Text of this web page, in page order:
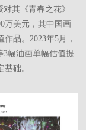
其《青春之花》
万美元，其中国画
品。2023年5月，
3幅油画单幅估值提
础。